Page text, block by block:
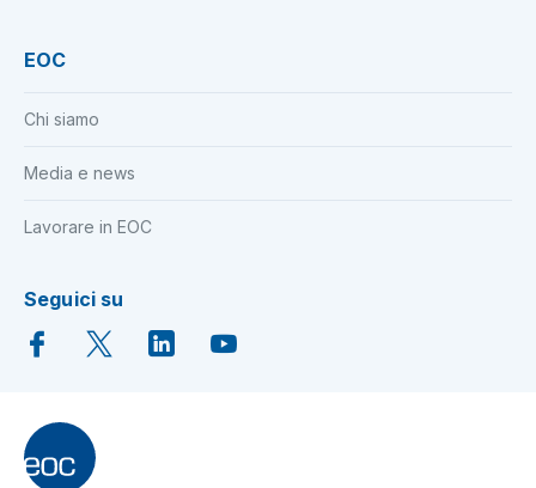
EOC
Chi siamo
Media e news
Lavorare in EOC
Seguici su